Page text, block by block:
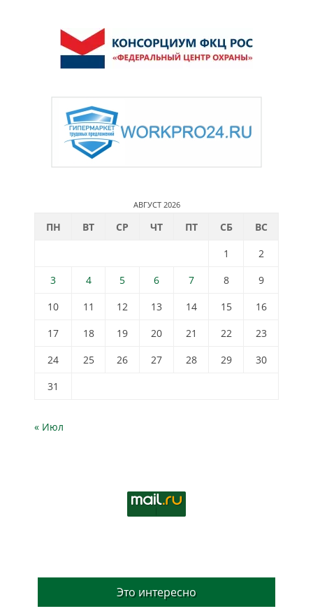
АВГУСТ 2026
ПН ВТ СР ЧТ ПТ СБ
ВС
1
2
3
4 5 6 7 8
9
10
11 12 13 14 15
16
17
18 19 20 21 22
23
24
25 26 27 28 29
30
31
« Июл
Это интересно